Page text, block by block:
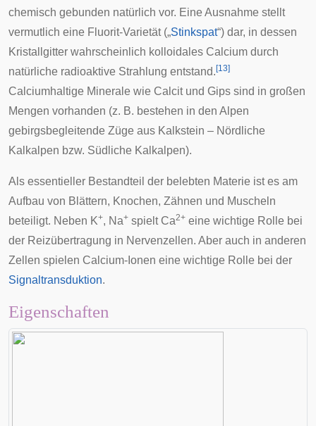
chemisch gebunden natürlich vor. Eine Ausnahme stellt
vermutlich eine Fluorit-Varietät („Stinkspat“) dar, in dessen
Kristallgitter wahrscheinlich kolloidales Calcium durch
natürliche radioaktive Strahlung entstand. [13]
Calciumhaltige Minerale wie Calcit und Gips sind in großen
Mengen vorhanden (z. B. bestehen in den Alpen
gebirgsbegleitende Züge aus Kalkstein – Nördliche
Kalkalpen bzw. Südliche Kalkalpen).
Als essentieller Bestandteil der belebten Materie ist es am
Aufbau von Blättern, Knochen, Zähnen und Muscheln
beteiligt. Neben K+, Na+ spielt Ca2+ eine wichtige Rolle bei
der Reizübertragung in Nervenzellen. Aber auch in anderen
Zellen spielen Calcium-Ionen eine wichtige Rolle bei der
Signaltransduktion.
Eigenschaften